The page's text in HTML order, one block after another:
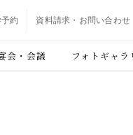
約 資料請求・お問い合わせ
会・会議 フォトギャラ